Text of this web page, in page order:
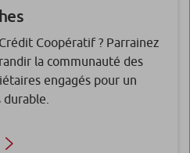
Coopératif ? Parrainez
la communauté des
engagés pour un